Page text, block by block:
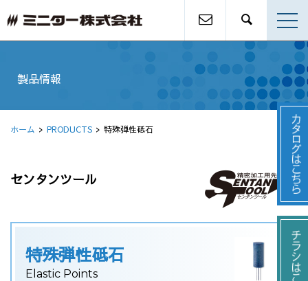
製品情報
ホーム PRODUCTS 特殊弾性砥石
センタンツール
特殊弾性砥石
Elastic Points